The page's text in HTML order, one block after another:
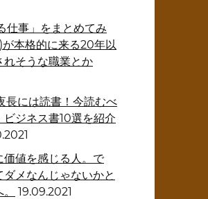
仕事」をまとめてみ
本格的に来る20年以
れそうな職業とか
長には読書！今読むべ
ビジネス書10選を紹介
価値を感じる人。で
ダメなんじゃないかと
19.09.2021